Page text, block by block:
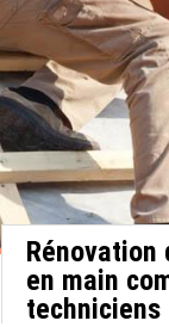
Rénovation
en main
techniciens